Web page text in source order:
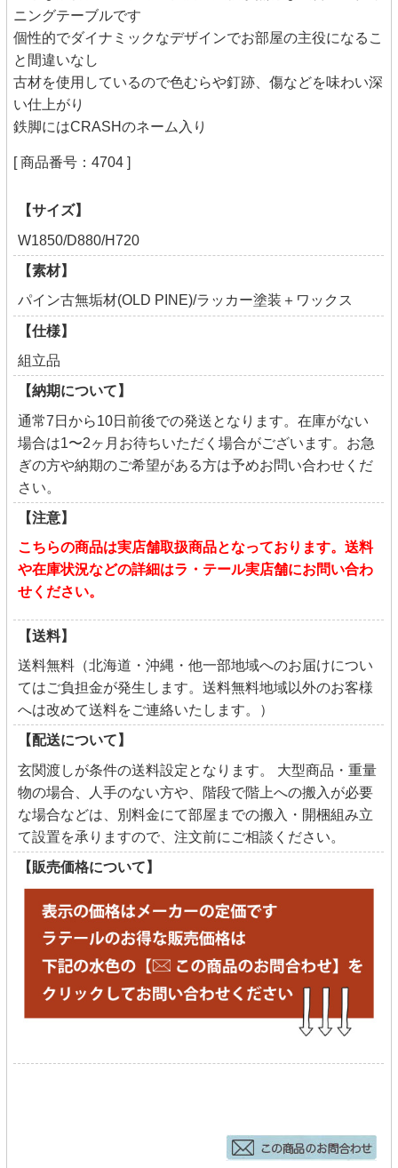
ニングテーブルです
個性的でダイナミックなデザインでお部屋の主役になるこ
と間違いなし
古材を使用しているので色むらや釘跡、傷などを味わい深
い仕上がり
鉄脚にはCRASHのネーム入り
[ 商品番号：4704 ]
【サイズ】
W1850/D880/H720
【素材】
パイン古無垢材(OLD PINE)/ラッカー塗装＋ワックス
【仕様】
組立品
【納期について】
通常7日から10日前後での発送となります。在庫がない
場合は1〜2ヶ月お待ちいただく場合がございます。お急
ぎの方や納期のご希望がある方は予めお問い合わせくだ
さい。
【注意】
こちらの商品は実店舗取扱商品となっております。送料
や在庫状況などの詳細はラ・テール実店舗にお問い合わ
せください。
【送料】
送料無料（北海道・沖縄・他一部地域へのお届けについ
てはご負担金が発生します。送料無料地域以外のお客様
へは改めて送料をご連絡いたします。）
【配送について】
玄関渡しが条件の送料設定となります。 大型商品・重量
物の場合、人手のない方や、階段で階上への搬入が必要
な場合などは、別料金にて部屋までの搬入・開梱組み立
て設置を承りますので、注文前にご相談ください。
【販売価格について】